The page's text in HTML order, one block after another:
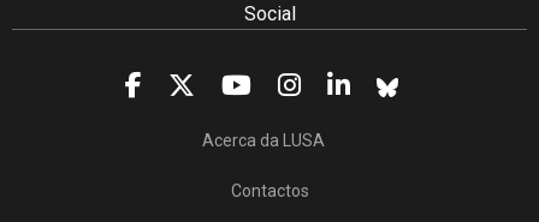
Social
Acerca da LUSA
Contactos